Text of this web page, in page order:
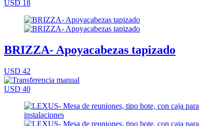
USD 18
BRIZZA- Apoyacabezas tapizado
USD 42
USD 40